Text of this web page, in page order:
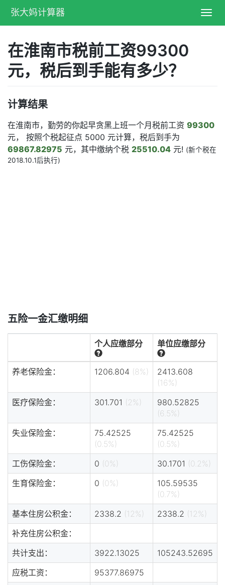
张大妈计算器
在淮南市税前工资99300
元，税后到手能有多少？
计算结果
在淮南市，勤劳的你起早贪黑上班一个月税前工资 99300
元， 按照个税起征点 5000 元计算，税后到手为
69867.82975 元，其中缴纳个税 25510.04 元! (新个税在
2018.10.1后执行)
五险一金汇缴明细
个人应缴部分 单位应缴部分
养老保险金： 1206.804 (8%)
2413.608
(16%)
医疗保险金：
301.701 (2%)
980.52825
(6.5%)
失业保险金：
75.42525
(0.5%)
75.42525
(0.5%)
工伤保险金：
0 (0%) 30.1701 (0.2%)
生育保险金：
0 (0%)
105.59535
(0.7%)
基本住房公积金：
2338.2 (12%) 2338.2 (12%)
补充住房公积金：
共计支出：
3922.13025
105243.52695
应税工资：
95377.86975